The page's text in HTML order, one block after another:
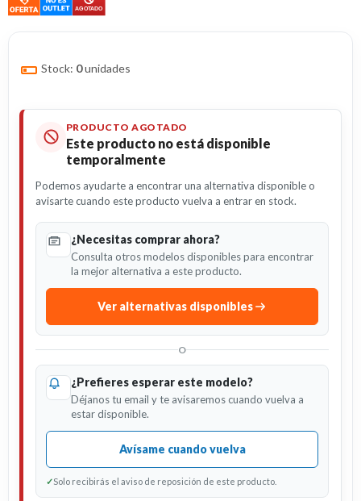
Stock: 0unidades
PRODUCTO AGOTADO
Este producto no está disponible
temporalmente
Podemos ayudarte a encontrar una alternativa disponible o
avisarte cuando este producto vuelva a entrar en stock.
¿Necesitas comprar ahora?
Consulta otros modelos disponibles para encontrar
la mejor alternativa a este producto.
Ver alternativas disponibles
O
¿Prefieres esperar este modelo?
Déjanos tu email y te avisaremos cuando vuelva a
estar disponible.
Avísame cuando vuelva
✓Solo recibirás el aviso de reposición de este producto.